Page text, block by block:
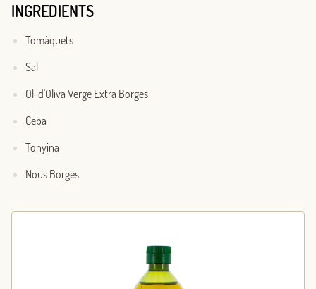
INGREDIENTS
Tomàquets
Sal
Oli d'Oliva Verge Extra Borges
Ceba
Tonyina
Nous Borges